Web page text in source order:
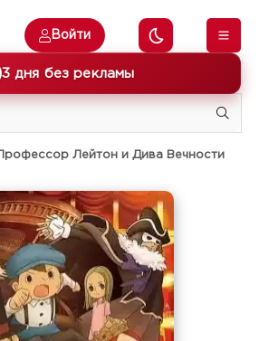
3 дня без рекламы
Войти
Профессор Лейтон и Дива Вечности